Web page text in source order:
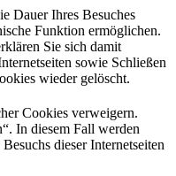
Dauer Ihres Besuches
Funktion ermöglichen.
Sie sich damit
sowie Schließen
wieder gelöscht.
Cookies verweigern.
In diesem Fall werden
dieser Internetseiten